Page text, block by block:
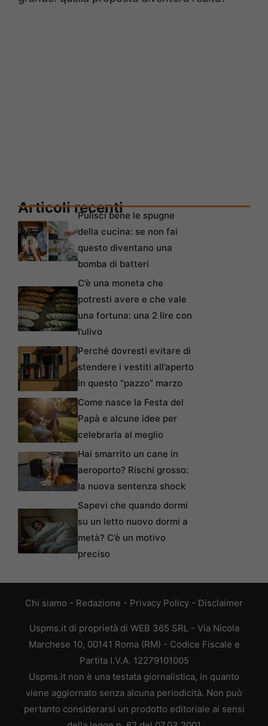
Articoli recentiPulisci bene le spugne
della cucina: se non fai
questo diventano una
bomba di batteri
C’è una moneta che
potresti avere e che vale
una fortuna: una 2 lire con
l’ulivo
Perché dovresti evitare di
stendere i vestiti all’aperto
in questo “pazzo” marzo
Come nasce la Festa del
Papà e alcune idee per
celebrarla al meglio
Hai smarrito un cane in
aeroporto? Rischi grosso:
la nuova sentenza shock
Sapevi che quando dormi
su un letto nuovo dormi a
metà? C’è un motivo
preciso
Chi siamo - Redazione - Privacy Policy - Disclaimer
Uspms.it di proprietà di WEB 365 SRL - Via Nicola
Marchese 10, 00141 Roma (RM) - Codice Fiscale e
Partita I.V.A. 12279101005
Uspms.it non è una testata giornalistica, in quanto
viene aggiornato senza alcuna periodicità. Non può
pertanto considerarsi un prodotto editoriale ai sensi